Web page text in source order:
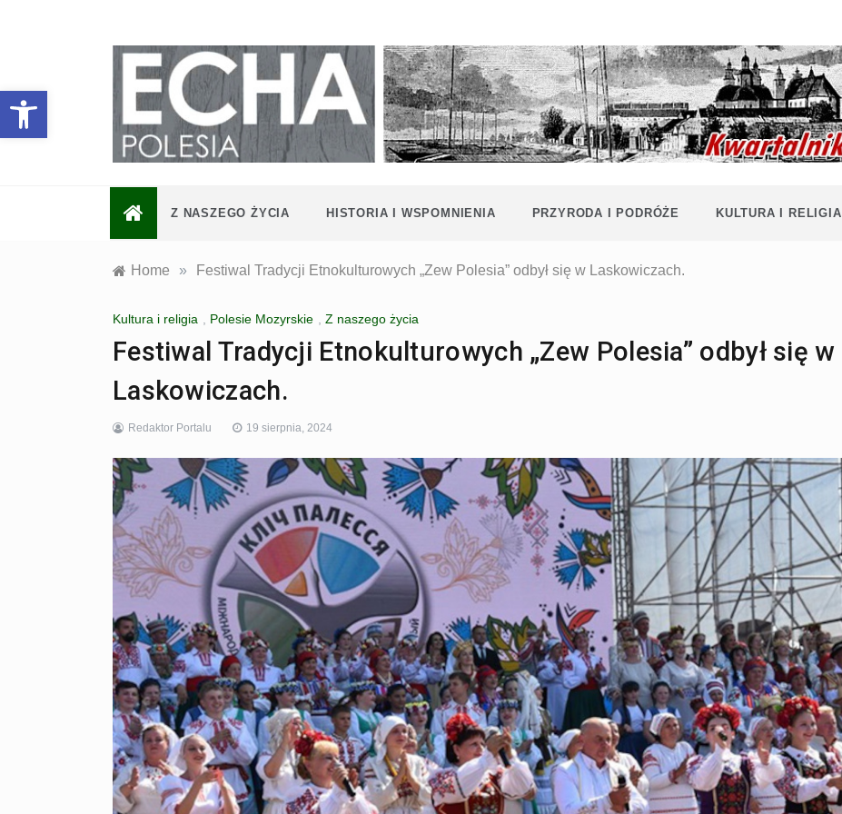
Otwórz pasek narzędzi
Echa
Polesia
współczesność
Polaków na
Polesiu.
Przyroda,
zabytki, kultura
i wspomnienia
z Polesia.
Z NASZEGO ŻYCIA HISTORIA I WSPOMNIENIA PRZYRODA I PODRÓŻE KULTURA I RELIGIA
Home » Festiwal Tradycji Etnokulturowych „Zew Polesia” odbył się w Laskowiczach.
Kultura i religia , Polesie Mozyrskie , Z naszego życia
Festiwal Tradycji Etnokulturowych „Zew Polesia” odbył się w
Laskowiczach.
Redaktor Portalu 19 sierpnia, 2024